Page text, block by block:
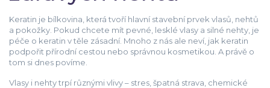
Keratin je bílkovina, která tvoří hlavní stavební prvek vlasů, nehtů
a pokožky. Pokud chcete mít pevné, lesklé vlasy a silné nehty, je
péče o keratin v těle zásadní. Mnoho z nás ale neví, jak keratin
podpořit přírodní cestou nebo správnou kosmetikou. A právě o
tom si dnes povíme.
Vlasy i nehty trpí různými vlivy – stres, špatná strava, chemické